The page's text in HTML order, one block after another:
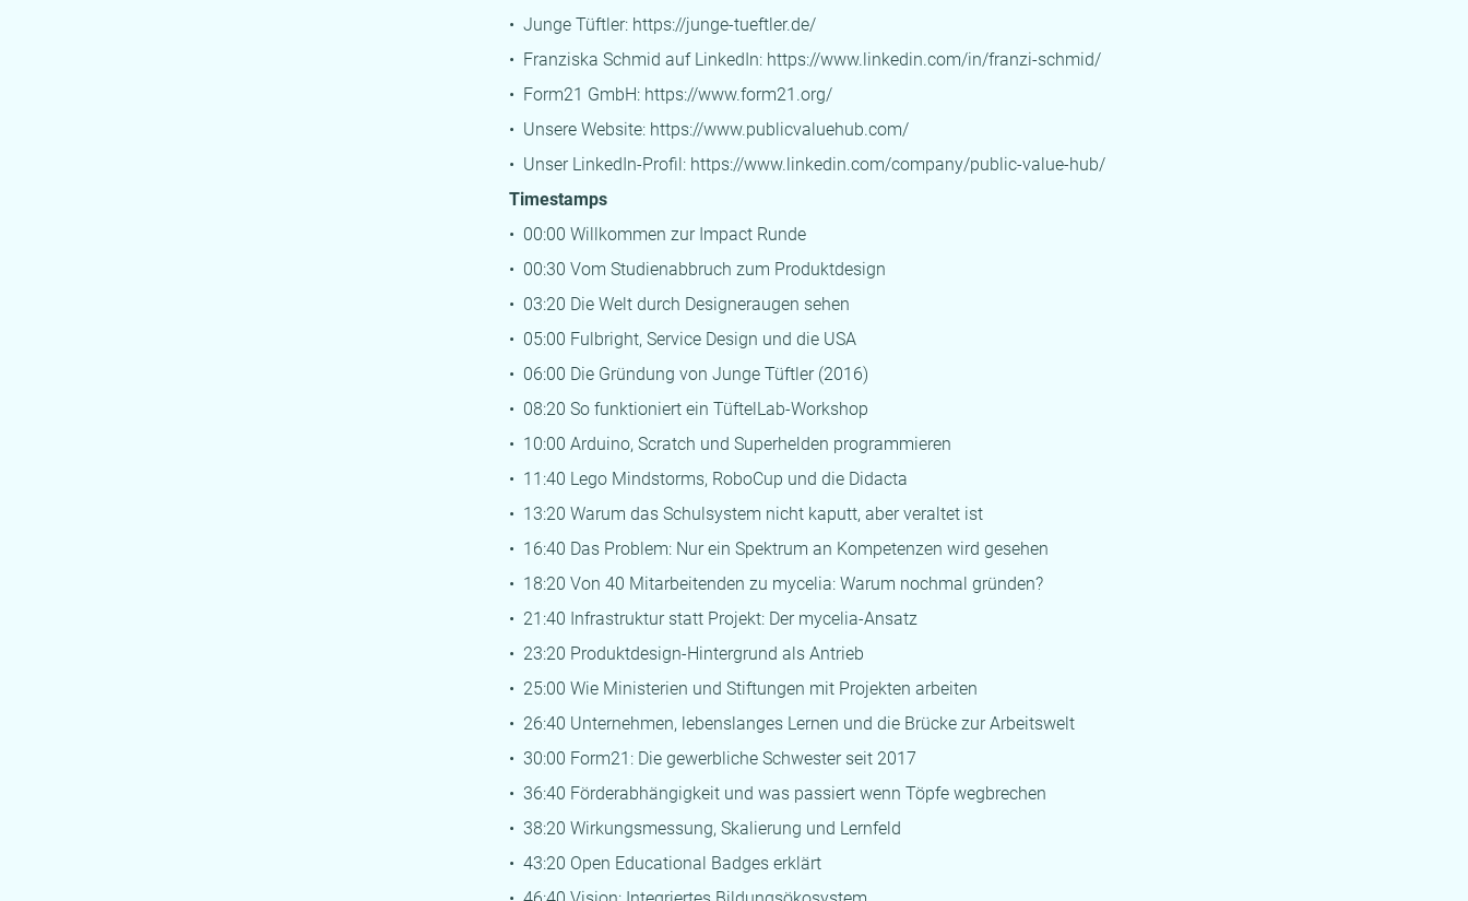
• Junge Tüftler: https://junge-tueftler.de/
• Franziska Schmid auf LinkedIn: https://www.linkedin.com/in/franzi-schmid/
• Form21 GmbH: https://www.form21.org/
• Unsere Website: https://www.publicvaluehub.com/
• Unser LinkedIn-Profil: https://www.linkedin.com/company/public-value-hub/
Timestamps
• 00:00 Willkommen zur Impact Runde
• 00:30 Vom Studienabbruch zum Produktdesign
• 03:20 Die Welt durch Designeraugen sehen
• 05:00 Fulbright, Service Design und die USA
• 06:00 Die Gründung von Junge Tüftler (2016)
• 08:20 So funktioniert ein TüftelLab-Workshop
• 10:00 Arduino, Scratch und Superhelden programmieren
• 11:40 Lego Mindstorms, RoboCup und die Didacta
• 13:20 Warum das Schulsystem nicht kaputt, aber veraltet ist
• 16:40 Das Problem: Nur ein Spektrum an Kompetenzen wird gesehen
• 18:20 Von 40 Mitarbeitenden zu mycelia: Warum nochmal gründen?
• 21:40 Infrastruktur statt Projekt: Der mycelia-Ansatz
• 23:20 Produktdesign-Hintergrund als Antrieb
• 25:00 Wie Ministerien und Stiftungen mit Projekten arbeiten
• 26:40 Unternehmen, lebenslanges Lernen und die Brücke zur Arbeitswelt
• 30:00 Form21: Die gewerbliche Schwester seit 2017
• 36:40 Förderabhängigkeit und was passiert wenn Töpfe wegbrechen
• 38:20 Wirkungsmessung, Skalierung und Lernfeld
• 43:20 Open Educational Badges erklärt